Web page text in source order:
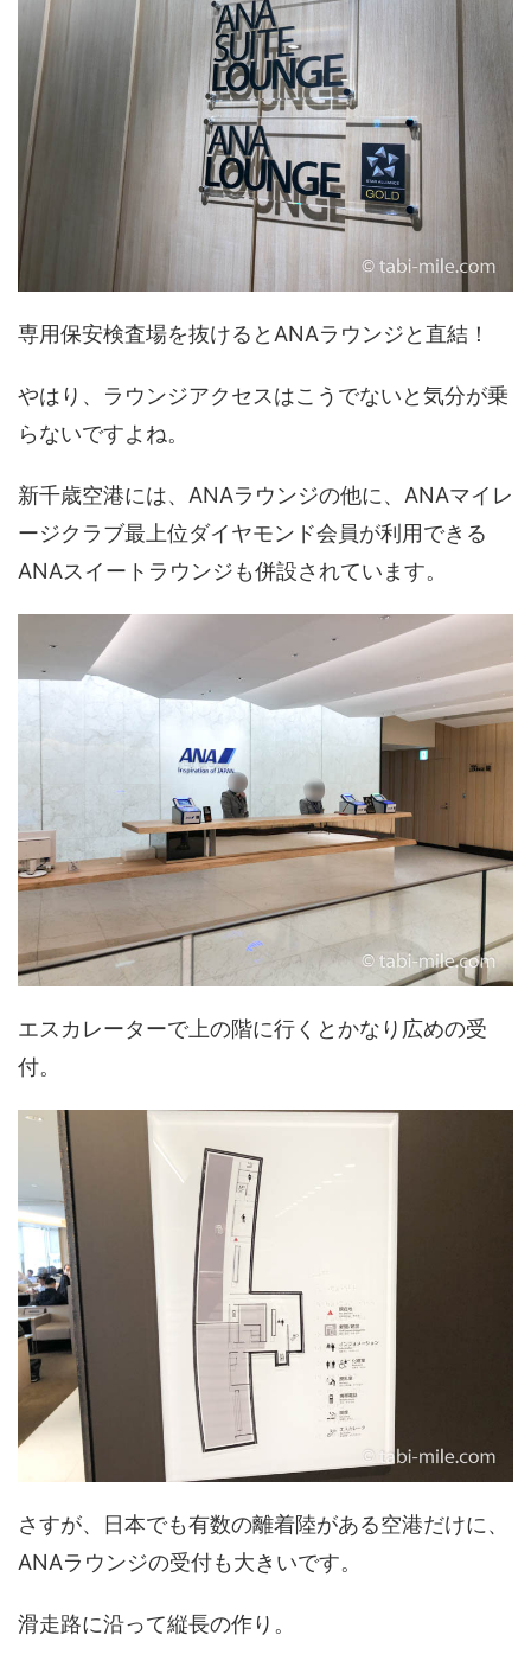
専用保安検査場を抜けるとANAラウンジと直結！
やはり、ラウンジアクセスはこうでないと気分が乗
らないですよね。
新千歳空港には、ANAラウンジの他に、ANAマイレ
ージクラブ最上位ダイヤモンド会員が利用できる
ANAスイートラウンジも併設されています。
エスカレーターで上の階に行くとかなり広めの受
付。
さすが、日本でも有数の離着陸がある空港だけに、
ANAラウンジの受付も大きいです。
滑走路に沿って縦長の作り。